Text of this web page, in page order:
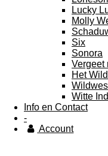
Lucky
Molly
Six
Sonora
Vergeet
Het
Witte
Info en Contact
-
Account